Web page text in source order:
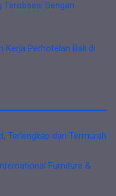
Terobsesi Dengan
Kerja Perhotelan Bali di
Terlengkap dan Termurah
Furniture &